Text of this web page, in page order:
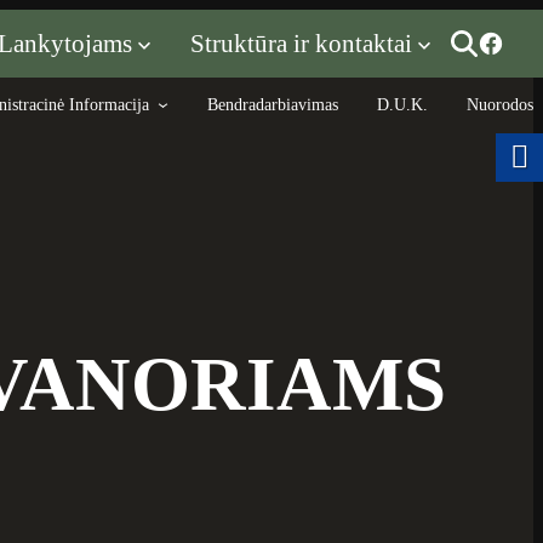
Struktūra ir kontaktai
Informacija Bendradarbiavimas D.U.K. Nuorodos